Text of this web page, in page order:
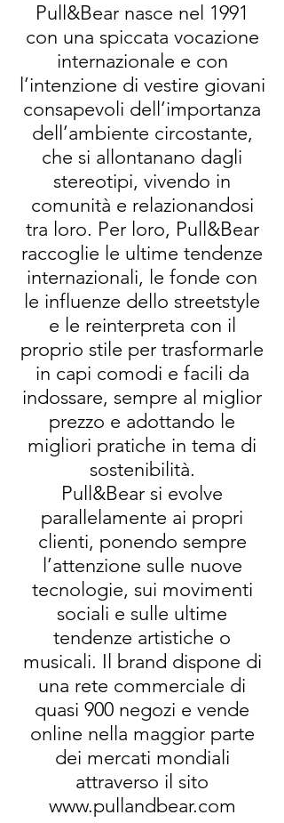
Pull&Bear nasce nel 1991
con una spiccata vocazione
internazionale e con
l’intenzione di vestire giovani
consapevoli dell’importanza
dell’ambiente circostante,
che si allontanano dagli
stereotipi, vivendo in
comunità e relazionandosi
tra loro. Per loro, Pull&Bear
raccoglie le ultime tendenze
internazionali, le fonde con
le influenze dello streetstyle
e le reinterpreta con il
proprio stile per trasformarle
in capi comodi e facili da
indossare, sempre al miglior
prezzo e adottando le
migliori pratiche in tema di
sostenibilità.
Pull&Bear si evolve
parallelamente ai propri
clienti, ponendo sempre
l’attenzione sulle nuove
tecnologie, sui movimenti
sociali e sulle ultime
tendenze artistiche o
musicali. Il brand dispone di
una rete commerciale di
quasi 900 negozi e vende
online nella maggior parte
dei mercati mondiali
attraverso il sito
www.pullandbear.com